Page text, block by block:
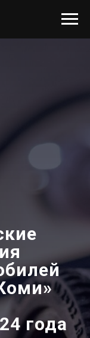
года